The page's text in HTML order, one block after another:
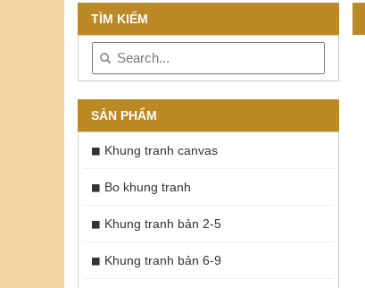
TÌM KIẾM
SẢN PHẨM
Khung tranh canvas
Bo khung tranh
Khung tranh bản 2-5
Khung tranh bản 6-9